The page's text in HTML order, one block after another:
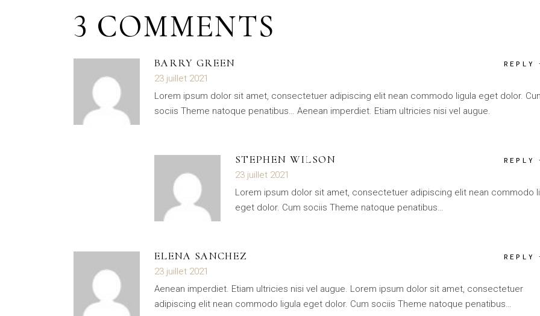
3 COMMENTS
BARRY GREEN REPLY
23 juillet 2021
Lorem ipsum dolor sit amet, consectetuer adipiscing elit nean commodo ligula eget dolor.
sociis Theme natoque penatibus… Aenean imperdiet. Etiam ultricies nisi vel augue.
STEPHEN WILSON REPLY
23 juillet 2021
Lorem ipsum dolor sit amet, consectetuer adipiscing elit nean commodo
eget dolor. Cum sociis Theme natoque penatibus…
ELENA SANCHEZ REPLY
23 juillet 2021
Aenean imperdiet. Etiam ultricies nisi vel augue. Lorem ipsum dolor sit amet, consectetuer
adipiscing elit nean commodo ligula eget dolor. Cum sociis Theme natoque penatibus…